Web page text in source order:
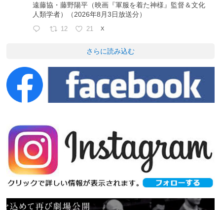
遠藤協・藤野陽平（映画『軍服を着た神様』監督＆文化
人類学者）（2026年8月3日放送分）
12 21 X
さらに読み込む